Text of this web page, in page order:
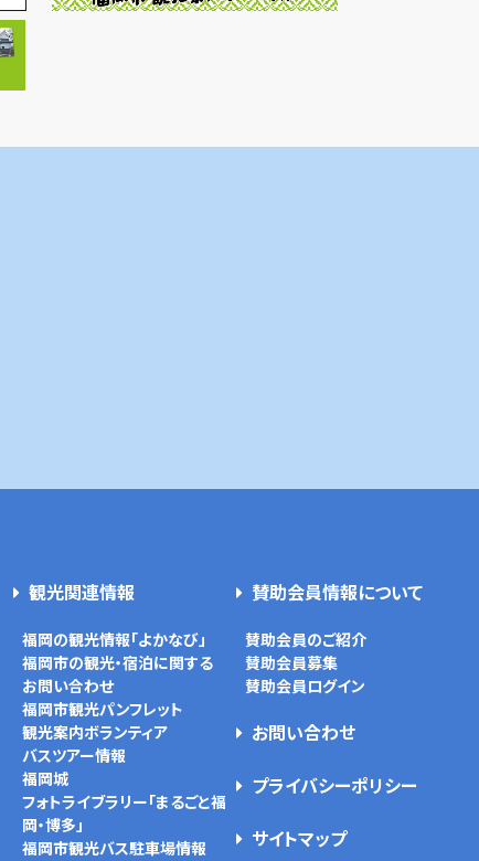
観光関連情報
福岡の観光情報「よかなび」
福岡市の観光・宿泊に関する
お問い合わせ
福岡市観光パンフレット
観光案内ボランティア
バスツアー情報
福岡城
フォトライブラリー「まるごと福
岡・博多」
福岡市観光バス駐車場情報
賛助会員情報について
賛助会員のご紹介
賛助会員募集
賛助会員ログイン
お問い合わせ
プライバシーポリシー
サイトマップ